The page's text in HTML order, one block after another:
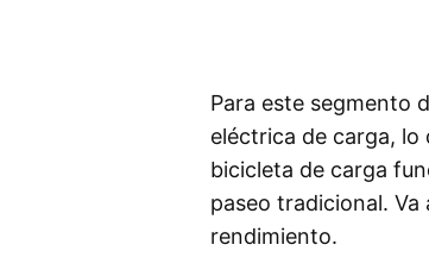
Para este segmento
eléctrica de carga, lo
bicicleta de carga
paseo tradicional.
rendimiento.